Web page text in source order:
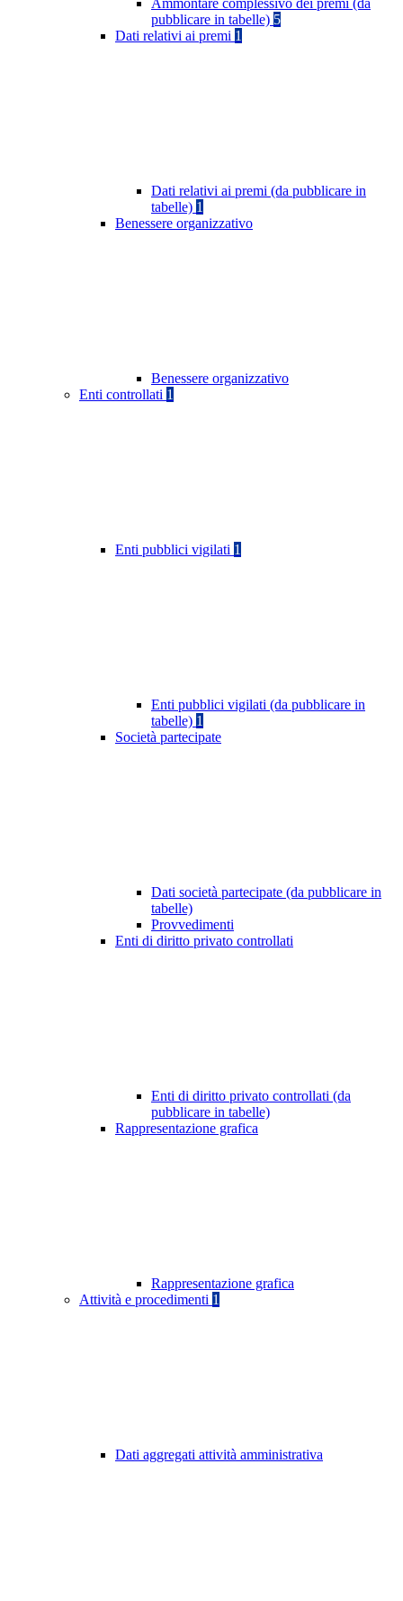
Ammontare complessivo dei premi (da
pubblicare in tabelle) 5
Dati relativi ai premi 1
Dati relativi ai premi (da pubblicare in
tabelle) 1
Benessere organizzativo
Benessere organizzativo
Enti controllati 1
Enti pubblici vigilati 1
Enti pubblici vigilati (da pubblicare in
tabelle) 1
Società partecipate
Dati società partecipate (da pubblicare in
tabelle)
Provvedimenti
Enti di diritto privato controllati
Enti di diritto privato controllati (da
pubblicare in tabelle)
Rappresentazione grafica
Rappresentazione grafica
Attività e procedimenti 1
Dati aggregati attività amministrativa